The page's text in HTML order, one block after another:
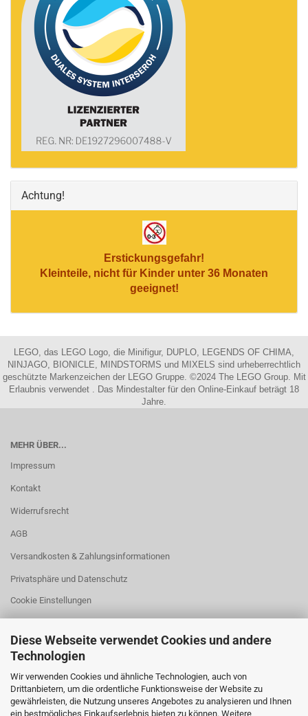
Diese Webseite verwendet Cookies und andere
Technologien
Wir verwenden Cookies und ähnliche Technologien, auch von
Drittanbietern, um die ordentliche Funktionsweise der Website zu
gewährleisten, die Nutzung unseres Angebotes zu analysieren und Ihnen
ein bestmögliches Einkaufserlebnis bieten zu können. Weitere
Achtung!
Erstickungsgefahr!
Kleinteile, nicht für Kinder unter 36 Monaten
geeignet!
LEGO, das LEGO Logo, die Minifigur, DUPLO, LEGENDS OF CHIMA,
NINJAGO, BIONICLE, MINDSTORMS und MIXELS sind urheberrechtlich
geschützte Markenzeichen der LEGO Gruppe. ©2024 The LEGO Group. Mit
Erlaubnis verwendet . Das Mindestalter für den Online-Einkauf beträgt 18
Jahre.
MEHR ÜBER...
Impressum
Kontakt
Widerrufsrecht
AGB
Versandkosten & Zahlungsinformationen
Privatsphäre und Datenschutz
Cookie Einstellungen
HILFREICHES
Fehlmenge?